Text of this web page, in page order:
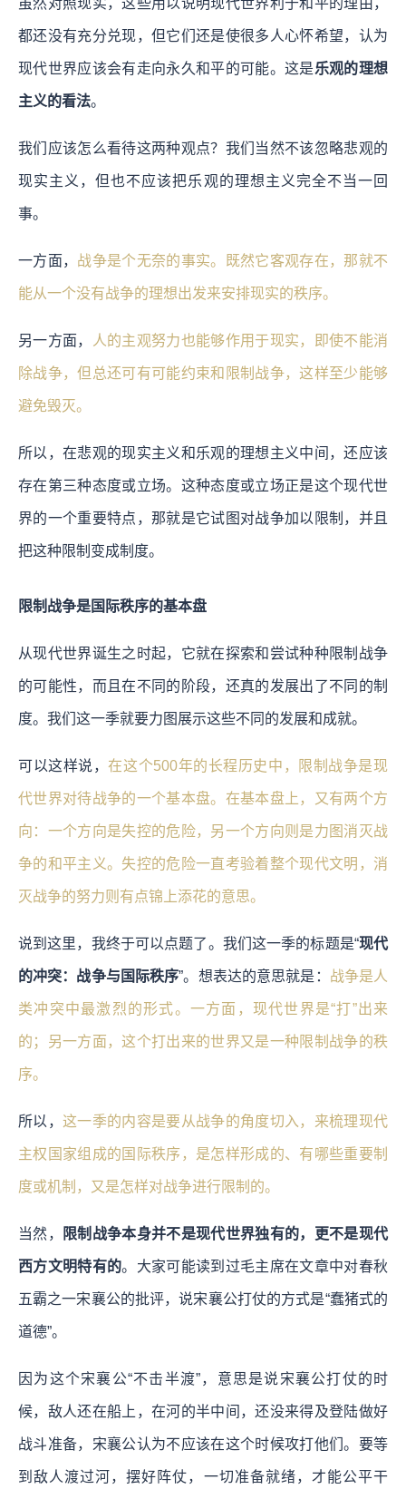
都还没有充分兑现，但它们还是使很多人心怀希望，认为
现代世界应该会有走向永久和平的可能。这是乐观的理想
主义的看法。
我们应该怎么看待这两种观点？我们当然不该忽略悲观的
现实主义，但也不应该把乐观的理想主义完全不当一回
事。
一方面， 战争是个无奈的事实。既然它客观存在，那就不
能从一个没有战争的理想出发来安排现实的秩序。
另一方面， 人的主观努力也能够作用于现实，即使不能消
除战争，但总还可有可能约束和限制战争，这样至少能够
避免毁灭。
所以，在悲观的现实主义和乐观的理想主义中间，还应该
存在第三种态度或立场。这种态度或立场正是这个现代世
界的一个重要特点，那就是它试图对战争加以限制，并且
把这种限制变成制度。
限制战争是国际秩序的基本盘
从现代世界诞生之时起，它就在探索和尝试种种限制战争
的可能性，而且在不同的阶段，还真的发展出了不同的制
度。我们这一季就要力图展示这些不同的发展和成就。
可以这样说，在这个500年的长程历史中，限制战争是现
代世界对待战争的一个基本盘。在基本盘上，又有两个方
向：一个方向是失控的危险，另一个方向则是力图消灭战
争的和平主义。失控的危险一直考验着整个现代文明，消
灭战争的努力则有点锦上添花的意思。
说到这里，我终于可以点题了。我们这一季的标题是“现代
的冲突：战争与国际秩序”。想表达的意思就是： 战争是人
类冲突中最激烈的形式。一方面，现代世界是“打”出来
的；另一方面，这个打出来的世界又是一种限制战争的秩
序。
所以， 这一季的内容是要从战争的角度切入，来梳理现代
主权国家组成的国际秩序，是怎样形成的、有哪些重要制
度或机制，又是怎样对战争进行限制的。
当然， 限制战争本身并不是现代世界独有的，更不是现代
西方文明特有的。大家可能读到过毛主席在文章中对春秋
五霸之一宋襄公的批评，说宋襄公打仗的方式是“蠢猪式的
道德”。
因为这个宋襄公“不击半渡”，意思是说宋襄公打仗的时
候，敌人还在船上，在河的半中间，还没来得及登陆做好
战斗准备，宋襄公认为不应该在这个时候攻打他们。要等
到敌人渡过河，摆好阵仗，一切准备就绪，才能公平干